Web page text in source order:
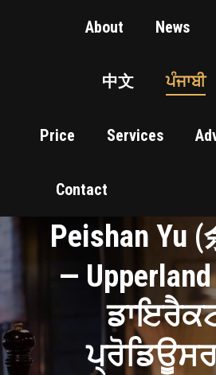
About News
中文 ਪੰਜਾਬੀ
Price Services
Contact
Peishan Yu
—